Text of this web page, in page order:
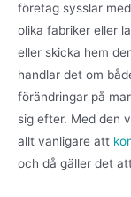
företag sysslar
olika fabriker eller
eller skicka hem
handlar det om
förändringar på
sig efter. Med den
allt vanligare att
och då gäller det